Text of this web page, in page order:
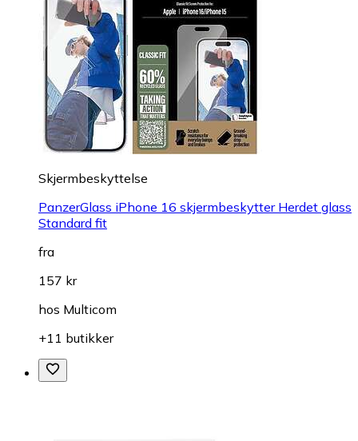
Skjermbeskyttelse
PanzerGlass iPhone 16 skjermbeskytter Herdet glass
Standard fit
fra
157 kr
hos Multicom
+11 butikker